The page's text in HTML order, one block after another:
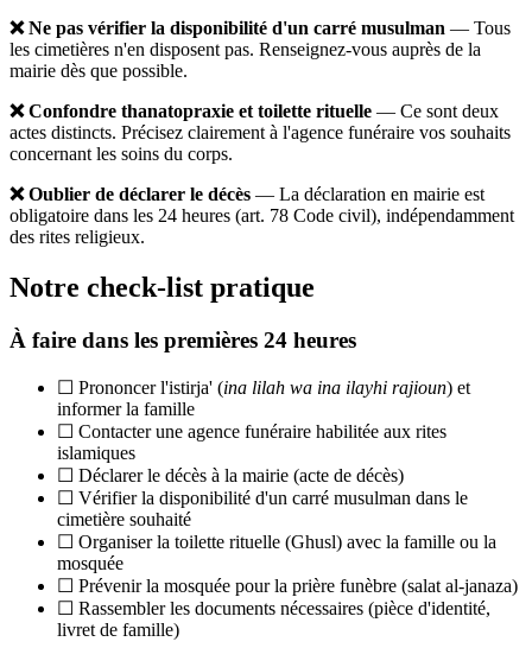
❌ Ne pas vérifier la disponibilité d'un carré musulman — Tous
les cimetières n'en disposent pas. Renseignez-vous auprès de la
mairie dès que possible.
❌ Confondre thanatopraxie et toilette rituelle — Ce sont deux
actes distincts. Précisez clairement à l'agence funéraire vos souhaits
concernant les soins du corps.
❌ Oublier de déclarer le décès — La déclaration en mairie est
obligatoire dans les 24 heures (art. 78 Code civil), indépendamment
des rites religieux.
Notre check-list pratique
À faire dans les premières 24 heures
☐ Prononcer l'istirja' (ina lilah wa ina ilayhi rajioun) et
informer la famille
☐ Contacter une agence funéraire habilitée aux rites
islamiques
☐ Déclarer le décès à la mairie (acte de décès)
☐ Vérifier la disponibilité d'un carré musulman dans le
cimetière souhaité
☐ Organiser la toilette rituelle (Ghusl) avec la famille ou la
mosquée
☐ Prévenir la mosquée pour la prière funèbre (salat al-janaza)
☐ Rassembler les documents nécessaires (pièce d'identité,
livret de famille)